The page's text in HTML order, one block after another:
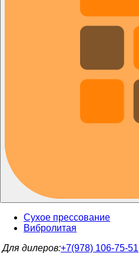
Сухое прессование
Вибролитая
Для дилеров:+7(978) 106-75-51